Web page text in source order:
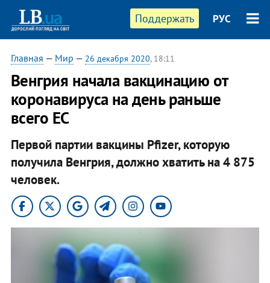
Поддержать РУС
Главная — Мир — 26 декабря 2020, 18:11
Венгрия начала вакцинацию от
коронавируса на день раньше
всего ЕС
Первой партии вакцины Pfizer, которую
получила Венгрия, должно хватить на 4 875
человек.